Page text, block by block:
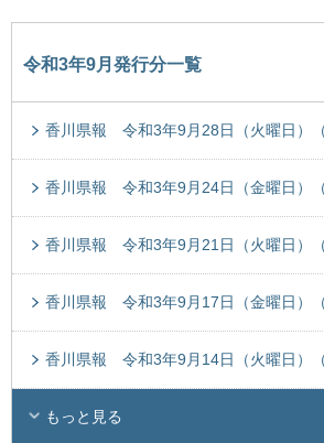
令和3年9月発行分一覧
香川県報 令和3年9月28日（火曜日）（
香川県報 令和3年9月24日（金曜日）（
香川県報 令和3年9月21日（火曜日）（
香川県報 令和3年9月17日（金曜日）（
香川県報 令和3年9月14日（火曜日）（
もっと見る